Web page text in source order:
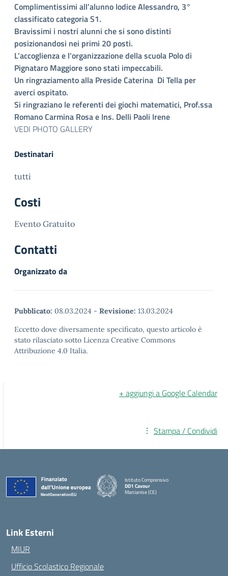
Complimentissimi all’alunno Iodice Alessandro, 3°
classificato categoria S1.
Bravissimi i nostri alunni che si sono distinti
posizionandosi nei primi 20 posti.
L’accoglienza e l’organizzazione della scuola Polo di
Pignataro Maggiore sono stati impeccabili.
Un ringraziamento alla Preside Caterina Di Tella per
averci ospitato.
Si ringraziano le referenti dei giochi matematici, Prof.ssa
Romano Carmina Rosa e Ins. Delli Paoli Irene
VEDI PHOTO GALLERY
Destinatari
tutti
Costi
Evento Gratuito
Contatti
Organizzato da
Pubblicato: 08.03.2024 - Revisione: 13.03.2024
Eccetto dove diversamente specificato, questo articolo è
stato rilasciato sotto Licenza Creative Commons
Attribuzione 4.0 Italia.
+ aggiungi a Google Calendar
Stampa / Condividi
Istituto Comprensivo
DD1 Cavour
Marcianise (CE)
Link Esterni
MIUR
Ufficio Scolastico Regionale